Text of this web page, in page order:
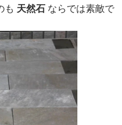
も 天然石 ならでは素敵で